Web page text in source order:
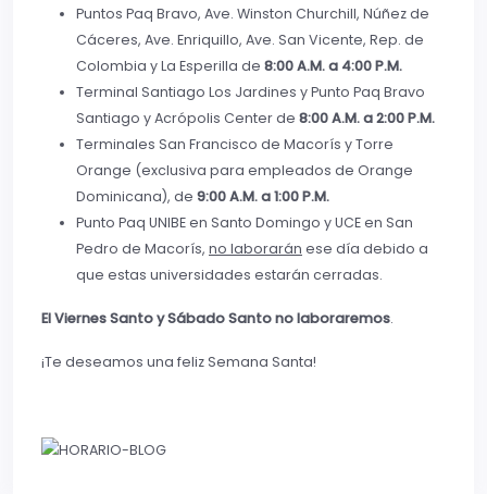
Puntos Paq Bravo, Ave. Winston Churchill, Núñez de
Cáceres, Ave. Enriquillo, Ave. San Vicente, Rep. de
Colombia y La Esperilla de 8:00 A.M. a 4:00 P.M.
Terminal Santiago Los Jardines y Punto Paq Bravo
Santiago y Acrópolis Center de 8:00 A.M. a 2:00 P.M.
Terminales San Francisco de Macorís y Torre
Orange (exclusiva para empleados de Orange
Dominicana), de 9:00 A.M. a 1:00 P.M.
Punto Paq UNIBE en Santo Domingo y UCE en San
Pedro de Macorís, no laborarán ese día debido a
que estas universidades estarán cerradas.
El Viernes Santo y Sábado Santo no laboraremos.
¡Te deseamos una feliz Semana Santa!